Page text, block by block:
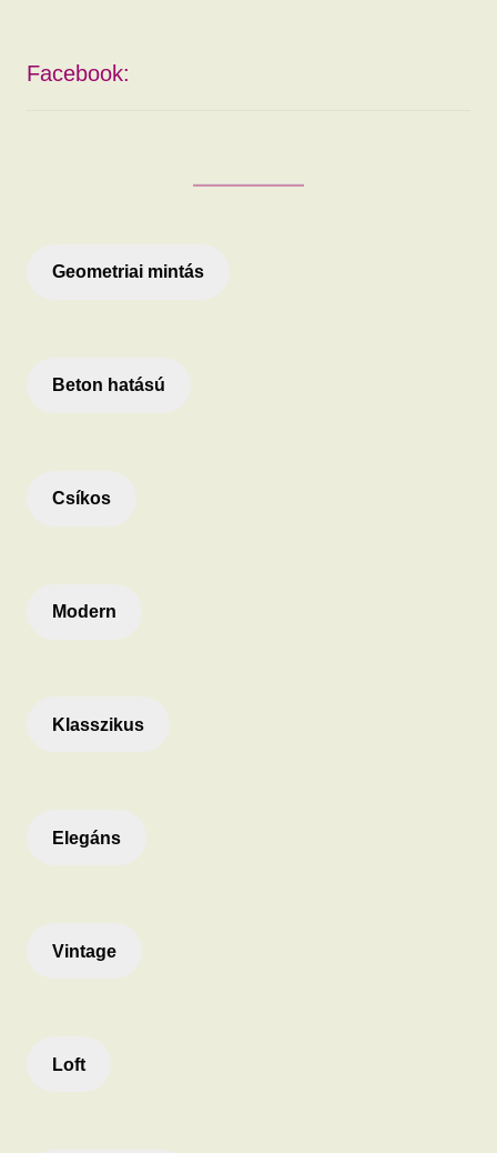
Facebook:
Geometriai mintás
Beton hatású
Csíkos
Modern
Klasszikus
Elegáns
Vintage
Loft